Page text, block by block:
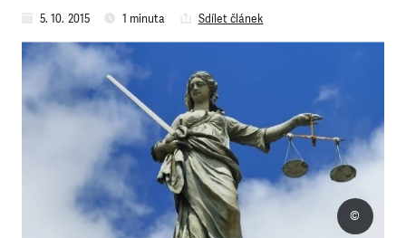
5. 10. 2015 1 minuta Sdílet článek
©